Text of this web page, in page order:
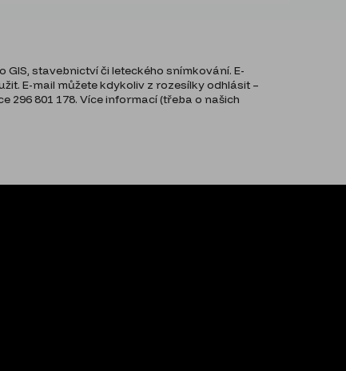
stavebnictví či leteckého snímkování. E-
E-mail můžete kdykoliv z rozesílky odhlásit –
801 178. Více informací (třeba o našich